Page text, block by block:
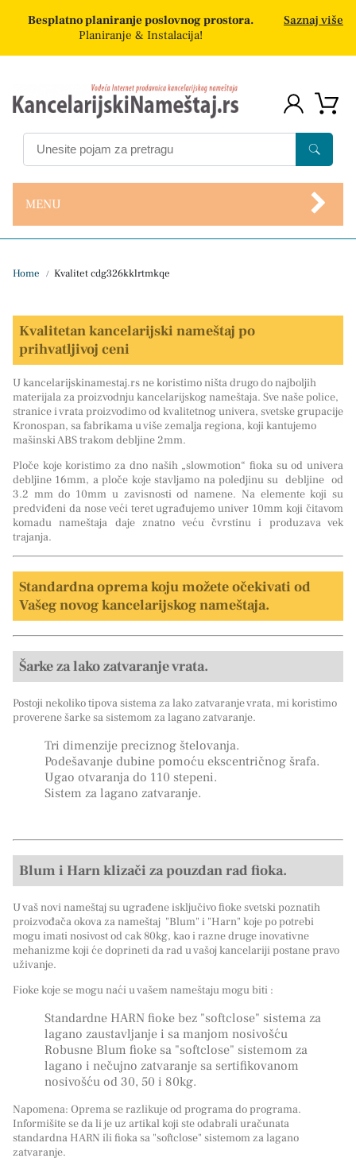
Besplatno planiranje poslovnog prostora.
Planiranje & Instalacija!
Saznaj više
MENU
Home / Kvalitet cdg326kklrtmkqe
Kvalitetan kancelarijski nameštaj po
prihvatljivoj ceni
U kancelarijskinamestaj.rs ne koristimo ništa drugo do najboljih
materijala za proizvodnju kancelarijskog nameštaja. Sve naše police,
stranice i vrata proizvodimo od kvalitetnog univera, svetske grupacije
Kronospan, sa fabrikama u više zemalja regiona, koji kantujemo
mašinski ABS trakom debljine 2mm.
Ploče koje koristimo za dno naših „slowmotion“ fioka su od univera
debljine 16mm, a ploče koje stavljamo na poledjinu su debljine od
3.2 mm do 10mm u zavisnosti od namene. Na elemente koji su
predviđeni da nose veći teret ugrađujemo univer 10mm koji čitavom
komadu nameštaja daje znatno veću čvrstinu i produzava vek
trajanja.
Standardna oprema koju možete očekivati od
Vašeg novog kancelarijskog nameštaja.
Šarke za lako zatvaranje vrata.
Postoji nekoliko tipova sistema za lako zatvaranje vrata, mi koristimo
proverene šarke sa sistemom za lagano zatvaranje.
Tri dimenzije preciznog štelovanja.
Podešavanje dubine pomoću ekscentričnog šrafa.
Ugao otvaranja do 110 stepeni.
Sistem za lagano zatvaranje.
Blum i Harn klizači za pouzdan rad fioka.
U vaš novi nameštaj su ugrađene isključivo fioke svetski poznatih
proizvođača okova za nameštaj "Blum" i "Harn" koje po potrebi
mogu imati nosivost od cak 80kg, kao i razne druge inovativne
mehanizme koji će doprineti da rad u vašoj kancelariji postane pravo
uživanje.
Fioke koje se mogu naći u vašem nameštaju mogu biti :
Standardne HARN fioke bez "softclose" sistema za
lagano zaustavljanje i sa manjom nosivošću
Robusne Blum fioke sa "softclose" sistemom za
lagano i nečujno zatvaranje sa sertifikovanom
nosivošću od 30, 50 i 80kg.
Napomena: Oprema se razlikuje od programa do programa.
Informišite se da li je uz artikal koji ste odabrali uračunata
standardna HARN ili fioka sa "softclose" sistemom za lagano
zatvaranje.